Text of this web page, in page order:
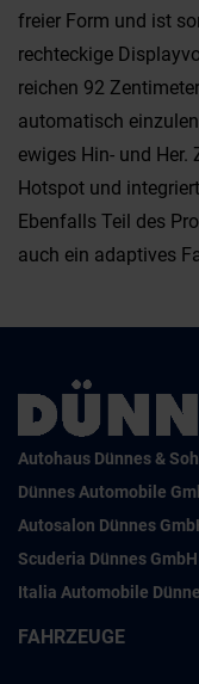
freier Form und ist
rechteckige
reichen 92
automatisch
ewiges Hin- und
Hotspot und
Ebenfalls Teil des
auch ein adaptives
Autohaus Dünnes &
Dünnes Automobile
Autosalon Dünnes
Scuderia Dünnes GmbH
Italia Automobile
FAHRZEUGE